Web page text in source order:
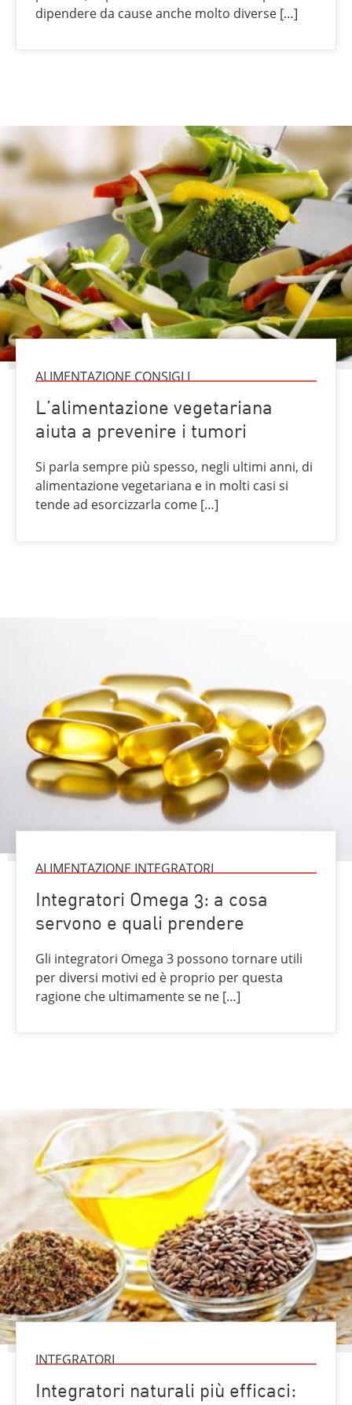
dipendere da cause anche molto diverse […]
ALIMENTAZIONE CONSIGLI
L’alimentazione vegetariana
aiuta a prevenire i tumori
Si parla sempre più spesso, negli ultimi anni, di
alimentazione vegetariana e in molti casi si
tende ad esorcizzarla come […]
ALIMENTAZIONE INTEGRATORI
Integratori Omega 3: a cosa
servono e quali prendere
Gli integratori Omega 3 possono tornare utili
per diversi motivi ed è proprio per questa
ragione che ultimamente se ne […]
INTEGRATORI
Integratori naturali più efficaci: